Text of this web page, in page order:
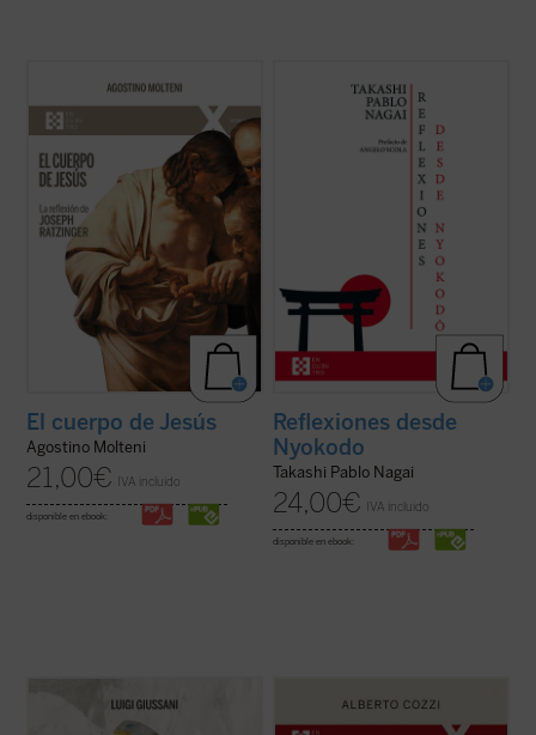
simples como profundas: ¿qué significa
que Jesús tuvo un cuerpo como el
nuestro? ¿Cómo pensó Joseph Ratzinger
el cuerpo de Jesús? No como un detalle
más de la fe cristiana, sino como una clave
para ...(ver ficha)
El cuerpo de Jesús
Agostino Molteni
21,00€ IVA incluido
disponible en ebook:
serie de escritos breves, meditaciones y
cartas suyas que conforman una obra
valiosísima para seguir, a través de una
intimidad familiar con él, los pasos de
Takashi hacia el encuentro final con ...
Reflexiones desde
Nyokodo
Takashi Pablo Nagai
24,00€ IVA incluido
disponible en ebook:
este tercer y último volumen dedicado a la
caridad, junto con su condición esencial, el
sobre Dios no es meramente un ejercicio
intelectual, sino una apertura, un desafío a